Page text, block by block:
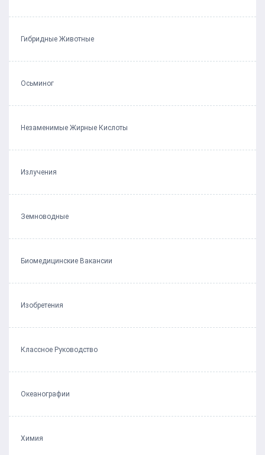
Гибридные Животные
Осьминог
Незаменимые Жирные Кислоты
Излучения
Земноводные
Биомедицинские Вакансии
Изобретения
Классное Руководство
Океанографии
Химия